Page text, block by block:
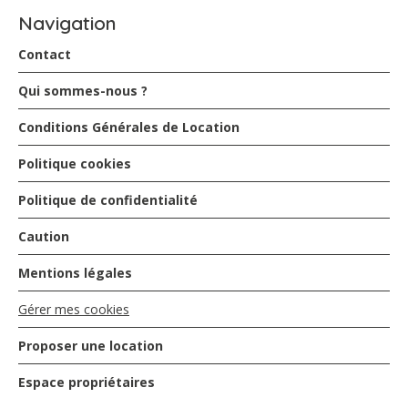
accueillantes. Merci à eux de nous avoir fait découvrir les
mémorable pour nous et pour les enfants
FATIER - juillet 2015
accueil très chaleureux par Yves et Véronique ns vous
souhaitons de bonnes vacances en France
La cabane du pêcheur est entre terre et mer et c'est
vraiment ce qui en fait son charme. L'accueil de
Véronique et Yves contribue largement au bien-être que
nous avons éprouvé.
On regrette toutefois ces fichues sargasses qui
Navigation
Contact
Qui sommes-nous ?
Conditions Générales de Location
Politique cookies
Politique de confidentialité
Caution
Mentions légales
Gérer mes cookies
Proposer une location
Espace propriétaires